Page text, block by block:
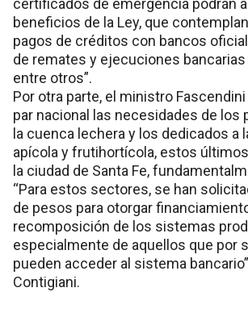
certificados de emergencia podrán
beneficios de la Ley, que
pagos de créditos con bancos
de remates y ejecuciones
entre otros”.
Por otra parte, el ministro
par nacional las necesidades de los
la cuenca lechera y los dedicados a
apícola y frutihortícola, estos
la ciudad de Santa Fe,
“Para estos sectores, se han
de pesos para otorgar
recomposición de los sistemas
especialmente de aquellos que por
pueden acceder al sistema
Contigiani.